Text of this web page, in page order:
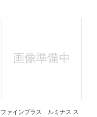
ファインプラス ルミナス ス